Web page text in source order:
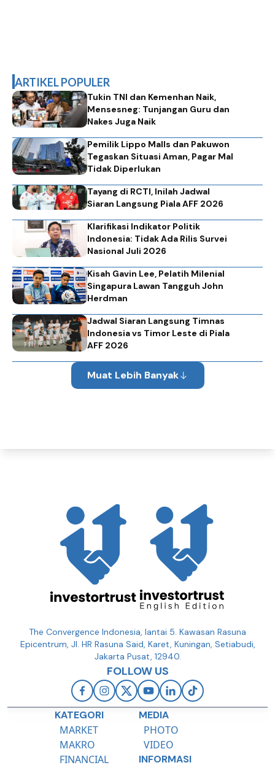
ARTIKEL POPULER
Tukin TNI dan Kemenhan Naik,
Mensesneg: Tunjangan Guru dan
Nakes Juga Naik
Pemilik Lippo Malls dan Pakuwon
Tegaskan Situasi Aman, Pagar Mal
Tidak Diperlukan
Tayang di RCTI, Inilah Jadwal
Siaran Langsung Piala AFF 2026
Klarifikasi Indikator Politik
Indonesia: Tidak Ada Rilis Survei
Nasional Juli 2026
Kisah Gavin Lee, Pelatih Milenial
Singapura Lawan Tangguh John
Herdman
Jadwal Siaran Langsung Timnas
Indonesia vs Timor Leste di Piala
AFF 2026
Muat Lebih Banyak
The Convergence Indonesia, lantai 5. Kawasan Rasuna
Epicentrum, Jl. HR Rasuna Said, Karet, Kuningan, Setiabudi,
Jakarta Pusat, 12940.
FOLLOW US
KATEGORI
MARKET
MAKRO
FINANCIAL
MEDIA
PHOTO
VIDEO
INFORMASI